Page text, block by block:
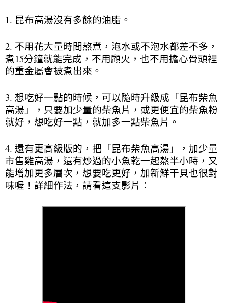
1. 昆布高湯沒有多餘的油脂。
2. 不用花大量時間熬煮，泡水或不泡水都差不多，
煮15分鐘就能完成，不用顧火，也不用擔心骨頭裡
的重金屬會被煮出來。
3. 想吃好一點的時候，可以隨時升級成「昆布柴魚
高湯」，只要加少量的柴魚片，或更便宜的柴魚粉
就好，想吃好一點，就加多一點柴魚片。
4. 還有更高級版的，把「昆布柴魚高湯」，加少量
市售雞高湯，還有炒過的小魚乾一起熬半小時，又
能增加更多層次，想要吃更好，加新鮮干貝也很對
味喔！詳細作法，請看這支影片：